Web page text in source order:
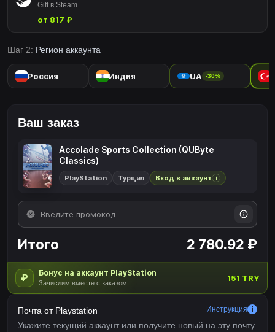
Gift в Steam
от 817 ₽
Шаг 2: Регион аккаунта
Россия Индия UA -30%
Ваш заказ
Accolade Sports Collection (QUByte
Classics)
PlayStation Турция Вход в аккаунт i
Итого 2 780.92 ₽
₽ Бонус на аккаунт PlayStation
Зачислим вместе с заказом
151 TRY
Почта от Playstation
Укажите текущий аккаунт или получите новый на эту почту
Инструкция